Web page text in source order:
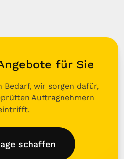
für Sie
Bedarf, wir sorgen dafür,
Auftragnehmern
schaffen